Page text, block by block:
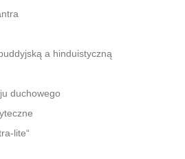
a hinduistyczną
duchowego
lite“